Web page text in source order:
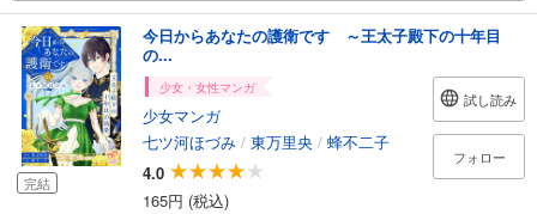
完結
今日からあなたの護衛です ～王太子殿下の十年目
の...
少女・女性マンガ
少女マンガ
七ツ河ほづみ / 東万里央 / 蜂不二子
4.0
165円 (税込)
試し読み
フォロー